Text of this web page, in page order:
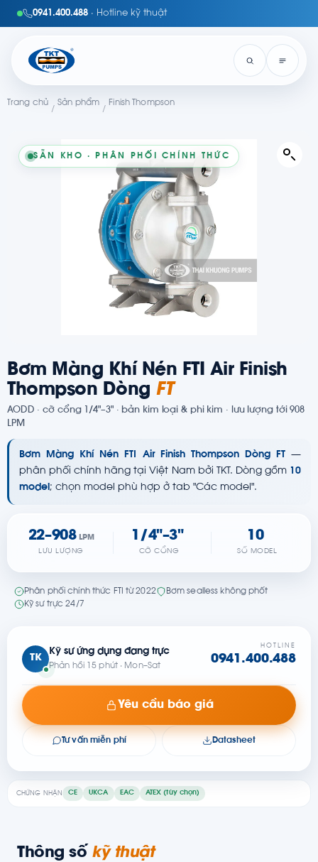
0941.400.488 · Hotline kỹ thuật
Trang chủ
/
Sản phẩm
/
Finish Thompson
SẴN KHO · PHÂN PHỐI CHÍNH THỨC
CHỨNG NHẬN CE UKCA EAC ATEX (tùy chọn)
Bơm Màng Khí Nén FTI Air Finish
Thompson Dòng FT
AODD · cỡ cổng 1/4"–3" · bản kim loại & phi kim · lưu lượng tới 908
LPM
Bơm Màng Khí Nén FTI Air Finish Thompson Dòng FT
—
phân phối chính hãng tại Việt Nam bởi TKT. Dòng gồm 10
model; chọn model phù hợp ở tab "Các model".
22–908 LPM
LƯU LƯỢNG
1/4"–3"
CỠ CỔNG
10
SỐ MODEL
Phân phối chính thức FTI từ 2022
Bơm sealless không phốt
Kỹ sư trực 24/7
TK
Kỹ sư ứng dụng đang trực
Phản hồi 15 phút · Mon–Sat
HOTLINE
0941.400.488
Yêu cầu báo giá
Tư vấn miễn phí Datasheet
Thông số kỹ thuật